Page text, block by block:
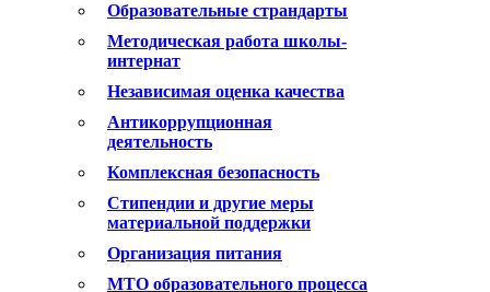
Образовательные страндарты
Методическая работа школы-
интернат
Независимая оценка качества
Антикоррупционная
деятельность
Комплексная безопасность
Стипендии и другие меры
материальной поддержки
Организация питания
МТО образовательного процесса